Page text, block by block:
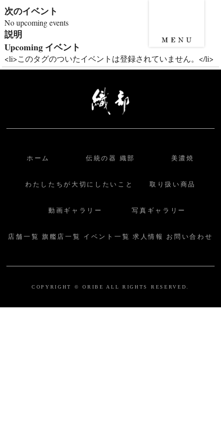
次のイベント
No upcoming events
説明
Upcoming イベント
<li>このタグのついたイベントは登録されていません。</li>
ホーム 伝統の器 織部 美濃焼
わたしたちが大切にしたいこと 取り扱い商品
動画ギャラリー 写真ギャラリー
店舗一覧 旗艦店一覧 イベント一覧 求人情報 お問い合わせ
COPYRIGHT © ORIBE ALL RIGHTS RESERVED.